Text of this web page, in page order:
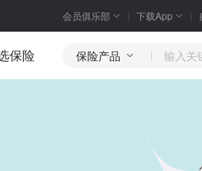
会员俱乐部 下载App
保险 保险产品